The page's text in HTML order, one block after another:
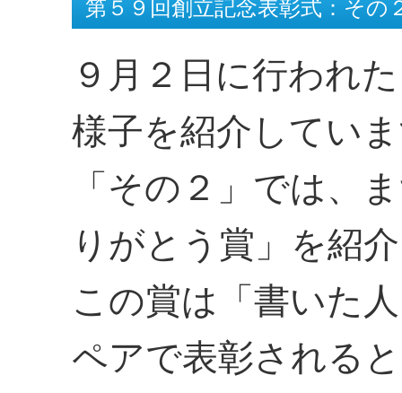
第５９回創立記念表彰式：その
９月２日に行われ
様子を紹介してい
「その２」では、
りがとう賞」を紹
この賞は「書いた
ペアで表彰される